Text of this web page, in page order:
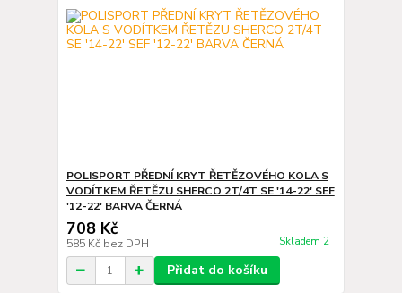
POLISPORT PŘEDNÍ KRYT ŘETĚZOVÉHO KOLA S
VODÍTKEM ŘETĚZU SHERCO 2T/4T SE '14-22' SEF
'12-22' BARVA ČERNÁ
708 Kč
585 Kč bez DPH Skladem 2
Přidat do košíku